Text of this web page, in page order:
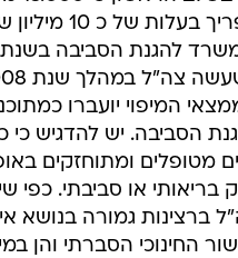
לוחות אזבסט פריך
המיפוי יועברו
הסביבה. יש להדגיש כי
מטופלים ומתוחזקים
בריאותי או סביבתי. כפי
ברצינות גמורה בנושא
החינוכי הסברתי והן